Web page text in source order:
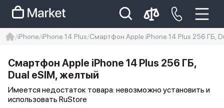
Iphone 14 pro max
айфон 14
iPhone iPhone 14 Plus Смартфон Apple iPhone 14 Plus 256 ГБ,
Смартфон Apple iPhone 14 Plus 256 ГБ,
Dual еSIM, желтый
Имеется недостаток товара: невозможно установить и
использовать RuStore